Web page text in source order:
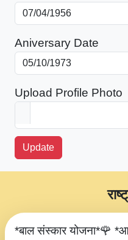
Aniversary Date
Upload Profile Photo
Update
*बाल संस्कार योजना*🌹